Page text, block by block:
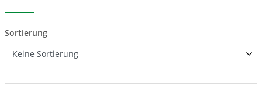
Sortierung